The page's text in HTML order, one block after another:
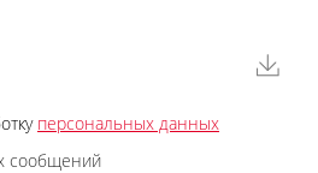
персональных данных
сообщений